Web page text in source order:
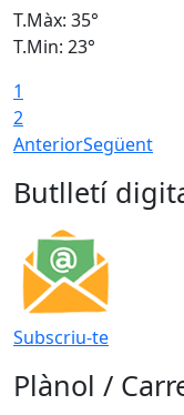
T.Màx: 35°
T.Min: 23°
1
2
AnteriorSegüent
Butlletí
Subscriu-te
Plànol /